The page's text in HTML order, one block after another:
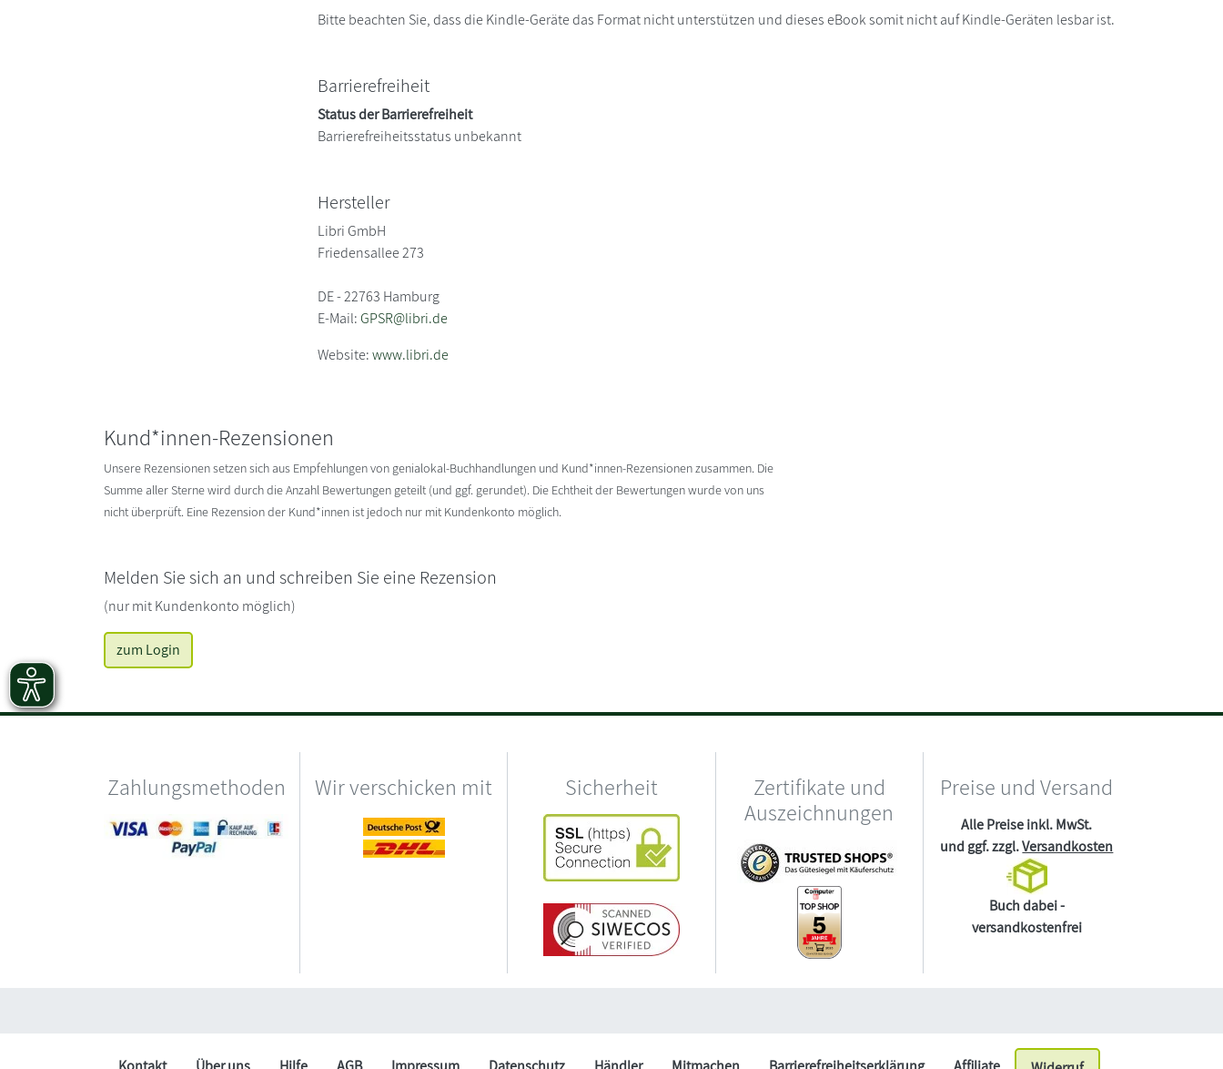
Bitte beachten Sie, dass die Kindle-Geräte das Format nicht unterstützen und dieses eBook somit nicht auf Kindle-Geräten lesbar ist.
Barrierefreiheit
Status der Barrierefreiheit
Barrierefreiheitsstatus unbekannt
Hersteller
Libri GmbH
Friedensallee 273
DE - 22763 Hamburg
E-Mail:GPSR@libri.de
Website:www.libri.de
Kund*innen-Rezensionen
Unsere Rezensionen setzen sich aus Empfehlungen von genialokal-Buchhandlungen und Kund*innen-Rezensionen zusammen. Die
Summe aller Sterne wird durch die Anzahl Bewertungen geteilt (und ggf. gerundet). Die Echtheit der Bewertungen wurde von uns
nicht überprüft. Eine Rezension der Kund*innen ist jedoch nur mit Kundenkonto möglich.
Melden Sie sich an und schreiben Sie eine Rezension
(nur mit Kundenkonto möglich)
zum Login
Zahlungsmethoden Wir verschicken mit Sicherheit
Zertifikate und
Auszeichnungen
Preise und Versand
Alle Preise inkl. MwSt.
und ggf. zzgl.Versandkosten
Buch dabei -
versandkostenfrei